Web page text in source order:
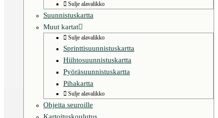
Sulje alavalikko
Suunnistuskartta
Muut kartat
Sulje alavalikko
Sprinttisuunnistuskartta
Hiihtosuunnistuskartta
Pyöräsuunnistuskartta
Pihakartta
Sulje alavalikko
Ohjeita seuroille